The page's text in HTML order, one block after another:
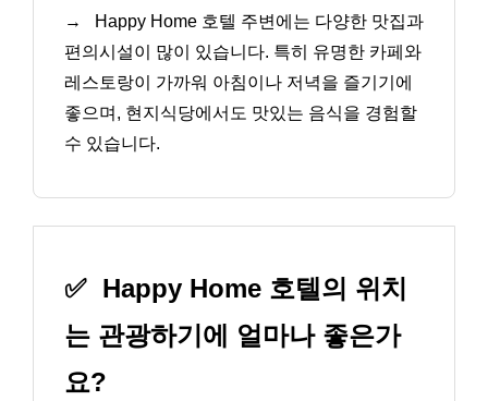
→
Happy Home 호텔 주변에는 다양한 맛집과
편의시설이 많이 있습니다. 특히 유명한 카페와
레스토랑이 가까워 아침이나 저녁을 즐기기에
좋으며, 현지식당에서도 맛있는 음식을 경험할
수 있습니다.
✅ Happy Home 호텔의 위치
는 관광하기에 얼마나 좋은가
요?